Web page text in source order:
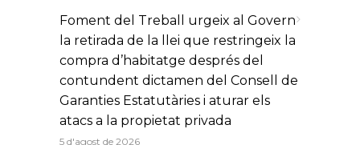
Foment del Treball urgeix al Govern
la retirada de la llei que restringeix la
compra d’habitatge després del
contundent dictamen del Consell de
Garanties Estatutàries i aturar els
atacs a la propietat privada
5 d'agost de 2026